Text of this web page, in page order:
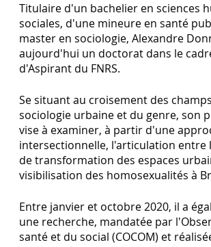
Titulaire d'un bachelier en sciences
sociales, d'une mineure en santé
master en sociologie, Alexandre
aujourd'hui un doctorat dans le
d'Aspirant du FNRS.
Se situant au croisement des
sociologie urbaine et du genre, son
vise à examiner, à partir d'une
intersectionnelle, l'articulation entre
detransformation des espaces
visibilisation des homosexualités à
Entre janvier et octobre 2020, il a
une recherche, mandatée par
santé et du social (COCOM) et